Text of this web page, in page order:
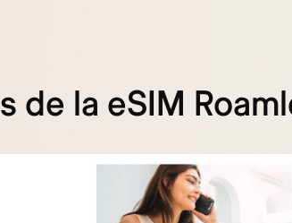
de la eSIM